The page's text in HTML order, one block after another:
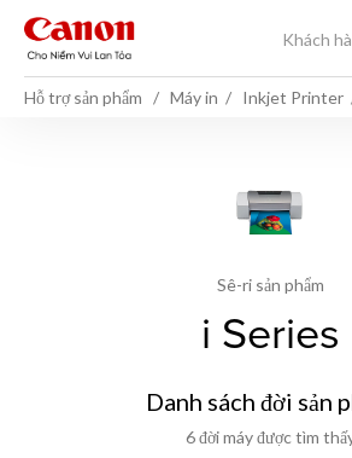
Khách
Hỗ trợ sản phẩm Máy in Inkjet Printer
Sê-ri sản phẩm
i Series
Danh sách đời sản
6 đời máy được tìm